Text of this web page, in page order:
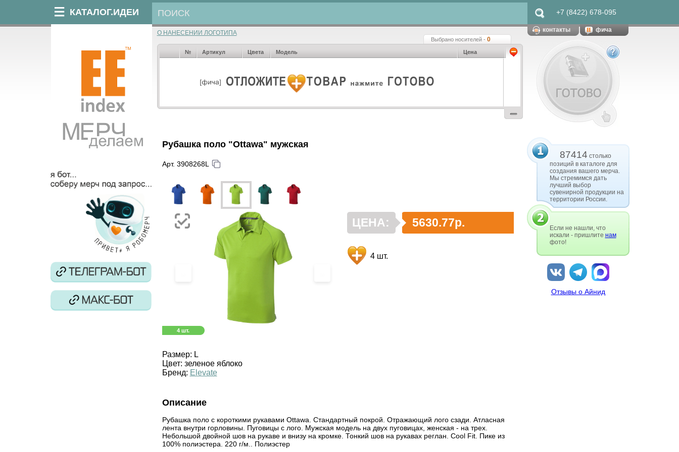
КАТАЛОГ.ИДЕИ +7 (8422) 678-095
О НАНЕСЕНИИ ЛОГОТИПА
Выбрано носителей - 0
№ Артикул Цвета Модель Цена
Рубашка поло "Ottawa" мужская
Арт. 3908268L
4 шт.
ЦЕНА: 5630.77р.
4 шт.
Размер: L
Цвет: зеленое яблоко
Бренд: Elevate
Описание
Рубашка поло с короткими рукавами Ottawa. Стандартный покрой. Отражающий лого сзади. Атласная
лента внутри горловины. Пуговицы с лого. Мужская модель на двух пуговицах, женская - на трех.
Небольшой двойной шов на рукаве и внизу на кромке. Тонкий шов на рукавах реглан. Cool Fit. Пике из
100% полиэстера. 220 г/м.. Полиэстер
контакты фича
87414 столько
позиций в каталоге для
создания вашего мерча.
Мы стремимся дать
лучший выбор
сувенирной продукции на
территории России.
Если не нашли, что
искали - пришлите нам
фото!
Отзывы о Айнид